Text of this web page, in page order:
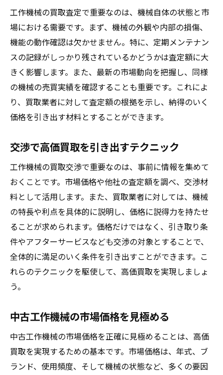
工作機械の買取査定で重要なのは、機械自体の状態と市
場における需要です。まず、機械の外観や内部の損傷、
機能の動作確認は欠かせません。特に、定期メンテナン
スの記録がしっかり残されているかどうかは査定額に大
きく影響します。また、最新の市場動向を把握し、同様
の機械の売買実績を確認することも重要です。これによ
り、買取業者に対して査定額の根拠を示し、納得のいく
価格を引き出す材料とすることができます。
交渉で高価買取を引き出すテクニック
工作機械の買取交渉で重要なのは、事前に情報を集めて
おくことです。市場価格や他社の査定額を調べ、交渉材
料として活用します。また、買取業者に対しては、機械
の特長や利点を具体的に説明し、価格に説得力を持たせ
ることが求められます。価格だけではなく、引き取り条
件やアフターサービスなども交渉の対象とすることで、
全体的に満足のいく条件を引き出すことができます。こ
れらのテクニックを駆使して、高価買取を実現しましょ
う。
中古工作機械の市場価格を見極める
中古工作機械の市場価格を正確に見極めることは、高価
買取を実現するための基本です。市場価格は、年式、ブ
ランド、使用頻度、そして機械の状態など、多くの要因